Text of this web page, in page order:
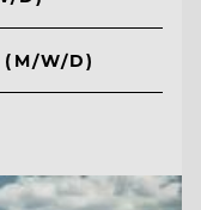
(M/W/D)